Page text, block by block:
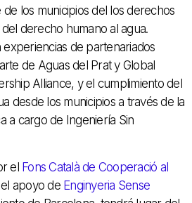
los municipios del los derechos
derecho humano al agua.
de partenariados
de Aguas del Prat y Global
Alliance, y el cumplimiento del
desde los municipios a través de la
a cargo de Ingeniería Sin
el Fons Català de Cooperació al
apoyo de Enginyeria Sense